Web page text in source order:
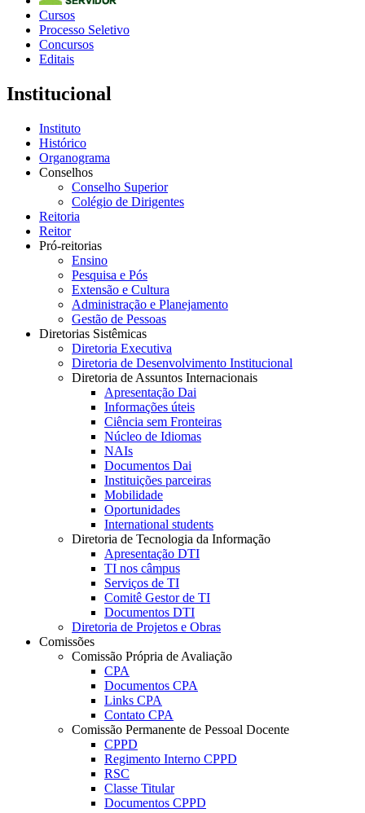
Cursos
Processo Seletivo
Concursos
Editais
Institucional
Instituto
Histórico
Organograma
Conselhos
Conselho Superior
Colégio de Dirigentes
Reitoria
Reitor
Pró-reitorias
Ensino
Pesquisa e Pós
Extensão e Cultura
Administração e Planejamento
Gestão de Pessoas
Diretorias Sistêmicas
Diretoria Executiva
Diretoria de Desenvolvimento Institucional
Diretoria de Assuntos Internacionais
Apresentação Dai
Informações úteis
Ciência sem Fronteiras
Núcleo de Idiomas
NAIs
Documentos Dai
Instituições parceiras
Mobilidade
Oportunidades
International students
Diretoria de Tecnologia da Informação
Apresentação DTI
TI nos câmpus
Serviços de TI
Comitê Gestor de TI
Documentos DTI
Diretoria de Projetos e Obras
Comissões
Comissão Própria de Avaliação
CPA
Documentos CPA
Links CPA
Contato CPA
Comissão Permanente de Pessoal Docente
CPPD
Regimento Interno CPPD
RSC
Classe Titular
Documentos CPPD